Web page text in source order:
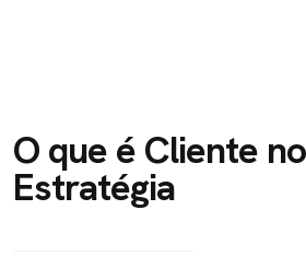
O que é Cliente
Estratégia